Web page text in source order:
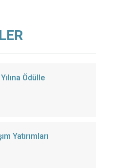
Ödülle
Yatırımları